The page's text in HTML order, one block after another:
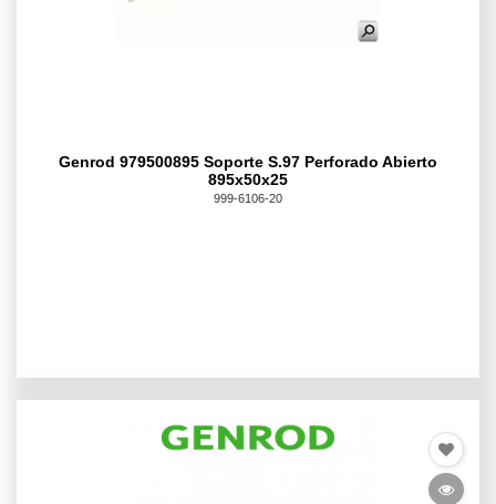
Genrod 979500895 Soporte S.97 Perforado Abierto
895x50x25
999-6106-20